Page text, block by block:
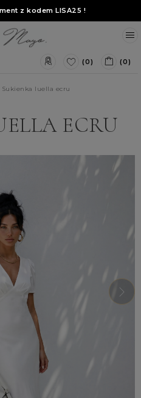
z kodem LISA25 !
(0) (0)
Sukienka luella ecru
ECRU